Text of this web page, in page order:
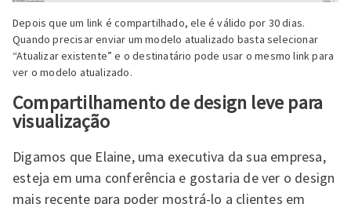
Depois que um link é compartilhado, ele é válido por 30 dias.
Quando precisar enviar um modelo atualizado basta selecionar
“Atualizar existente” e o destinatário pode usar o mesmo link para
ver o modelo atualizado.
Compartilhamento de design leve para
visualização
Digamos que Elaine, uma executiva da sua empresa,
esteja em uma conferência e gostaria de ver o design
mais recente para poder mostrá-lo a clientes em